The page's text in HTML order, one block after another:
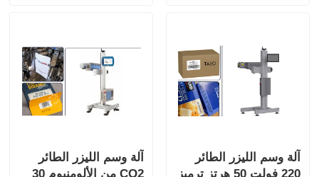
آلة وسم الليزر الطائر
220 فولت 50 هرتز ترميز
آلة وسم الليزر الطائر
CO2 من الألومنيوم 30